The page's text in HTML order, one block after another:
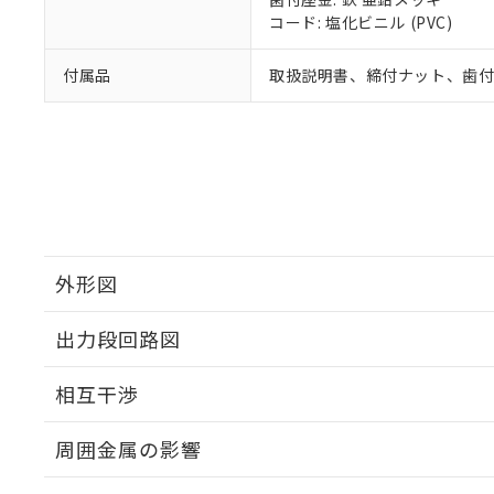
コード: 塩化ビニル (PVC)
付属品 取扱説明書、締付ナット、歯
外形図
出力段回路図
相互干渉
周囲金属の影響